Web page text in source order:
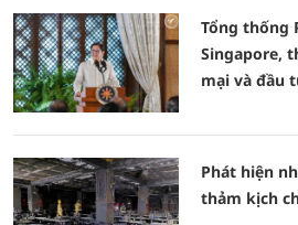
Tổng thống
Singapore,
mại và đầu
Phát hiện
thảm kịch